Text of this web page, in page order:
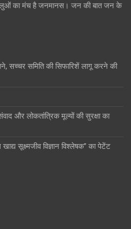
का मंच है जनमानस। जन की बात जन के
सच्चर समिति की सिफारिशें लागू करने की
और लोकतांत्रिक मूल्यों की सुरक्षा का
खाद्य सूक्ष्मजीव विज्ञान विश्लेषक” का पेटेंट